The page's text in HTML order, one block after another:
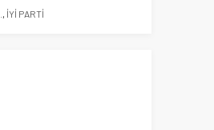
, İYİ PARTİ